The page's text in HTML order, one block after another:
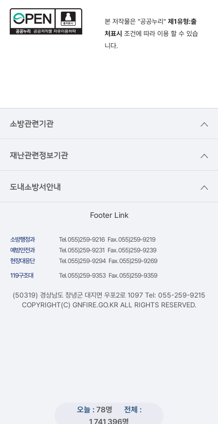
본 저작물은 "공공누리" 제1유형:출
처표시 조건에 따라 이용 할 수 있습
니다.
소방관련기관
재난관련정보기관
도내소방서안내
Footer Link
오늘 :78명
전체 :
1,741,396명
소방행정과
Tel. 055)259-9216 Fax. 055)259-9219
예방안전과
Tel. 055)259-9231 Fax. 055)259-9239
현장대응단
Tel. 055)259-9294 Fax. 055)259-9269
119구조대
Tel. 055)259-9353 Fax. 055)259-9359
(50319) 경상남도 창녕군 대지면 우포2로 1097 Tel: 055-259-9215
COPYRIGHT(C) GNFIRE.GO.KR ALL RIGHTS RESERVED.